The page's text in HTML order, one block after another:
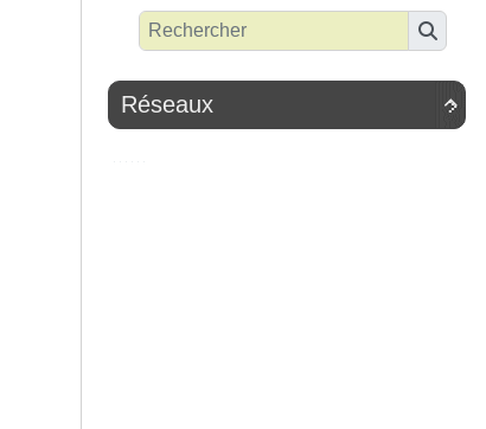

Réseaux